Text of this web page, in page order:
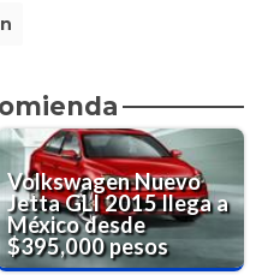
Volkswagen Nuevo
Jetta GLI 2015 llega a
México desde
$395,000 pesos